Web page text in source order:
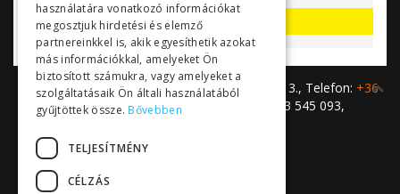
Akciók, kedvezmények
Profilaxis Kft. • H-2049 Diósd, Vadrózsa utca 13., Telefon: +36
23 545 293, +36 23 545 393
, Fax: +36 23 545 093,
használatára vonatkozó információkat
megosztjuk hirdetési és elemző
partnereinkkel is, akik egyesíthetik azokat
más információkkal, amelyeket Ön
biztosított számukra, vagy amelyeket a
szolgáltatásaik Ön általi használatából
gyűjtöttek össze. Bővebben
TELJESÍTMÉNY
CÉLZÁS